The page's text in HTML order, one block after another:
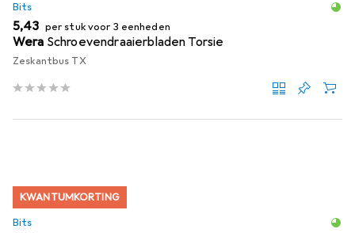
Bits
EUR
5,43 per stuk voor 3 eenheden
Wera Schroevendraaierbladen Torsie
Zeskantbus TX
KWANTUMKORTING
Bits